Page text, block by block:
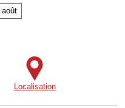
Localisation